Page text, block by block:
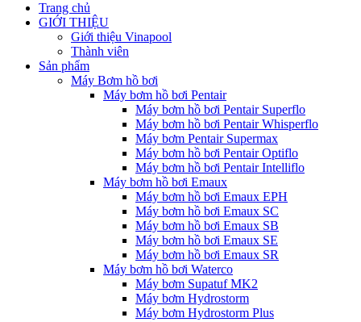
Trang chủ
GIỚI THIỆU
Giới thiệu Vinapool
Thành viên
Sản phẩm
Máy Bơm hồ bơi
Máy bơm hồ bơi Pentair
Máy bơm hồ bơi Pentair Superflo
Máy bơm hồ bơi Pentair Whisperflo
Máy bơm Pentair Supermax
Máy bơm hồ bơi Pentair Optiflo
Máy bơm hồ bơi Pentair Intelliflo
Máy bơm hồ bơi Emaux
Máy bơm hồ bơi Emaux EPH
Máy bơm hồ bơi Emaux SC
Máy bơm hồ bơi Emaux SB
Máy bơm hồ bơi Emaux SE
Máy bơm hồ bơi Emaux SR
Máy bơm hồ bơi Waterco
Máy bơm Supatuf MK2
Máy bơm Hydrostorm
Máy bơm Hydrostorm Plus